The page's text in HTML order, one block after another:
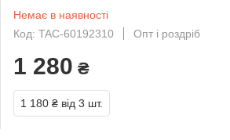
Немає в наявності
Код: TAC-60192310
Опт і роздріб
1 280 ₴
1 180 ₴ від 3 шт.